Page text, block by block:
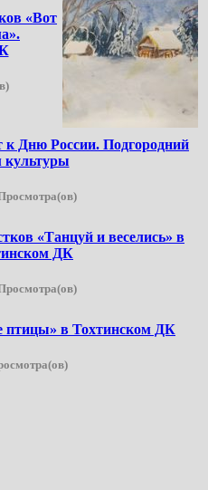
«Вот
Дню России. Подгородний
культуры
«Танцуй и веселись» в
ДК
в Тохтинском ДК